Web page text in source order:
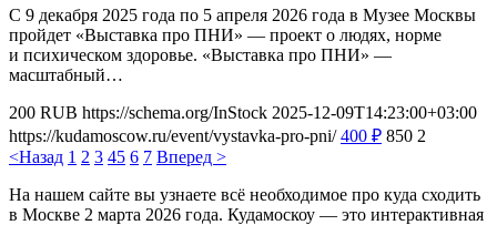
С 9 декабря 2025 года по 5 апреля 2026 года в Музее Москвы
пройдет «Выставка про ПНИ» — проект о людях, норме
и психическом здоровье. «Выставка про ПНИ» —
масштабный…
200 RUB https://schema.org/InStock 2025-12-09T14:23:00+03:00
https://kudamoscow.ru/event/vystavka-pro-pni/ 400 ₽ 850 2
<Назад 1 2 3 45 6 7 Вперед >
На нашем сайте вы узнаете всё необходимое про куда сходить
в Москве 2 марта 2026 года. Кудамоскоу — это интерактивная